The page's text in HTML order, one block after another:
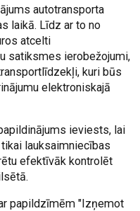
autotransporta
laikā. Līdz ar to no
atcelti
satiksmes ierobežojumi,
kuri būs
elektroniskajā
ieviests, lai
lauksaimniecības
efektīvāk kontrolēt
papildzīmēm "Izņemot